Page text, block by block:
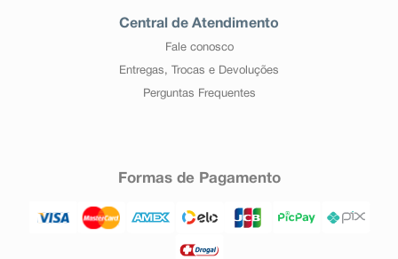
Central de Atendimento
Fale conosco
Entregas, Trocas e Devoluções
Perguntas Frequentes
Formas de Pagamento